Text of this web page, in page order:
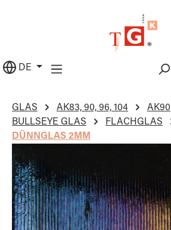
DE
GLAS AK83, 90, 96, 104
AK90
BULLSEYE GLAS
FLACHGLAS
DÜNNGLAS 2MM